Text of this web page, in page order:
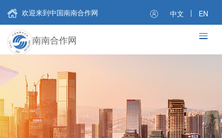
欢迎来到中国南南合作网 中文 | EN
南南合作网